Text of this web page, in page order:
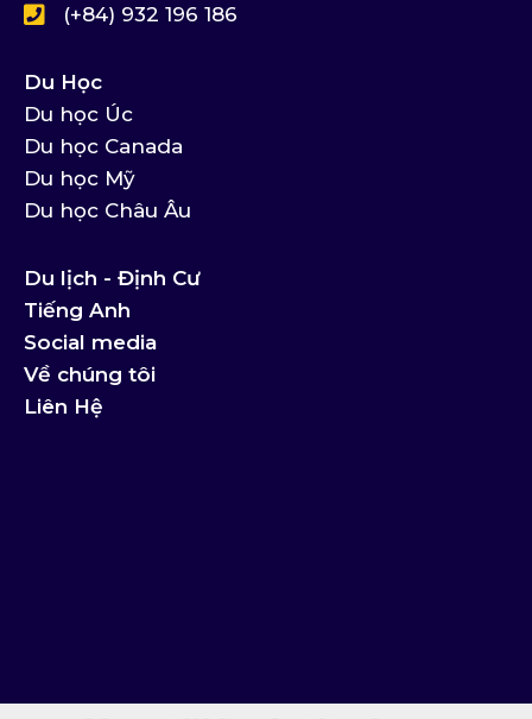
(+84) 932 196 186
Du Học
Du học Úc
Du học Canada
Du học Mỹ
Du học Châu Âu
Du lịch - Định Cư
Tiếng Anh
Social media
Về chúng tôi
Liên Hệ